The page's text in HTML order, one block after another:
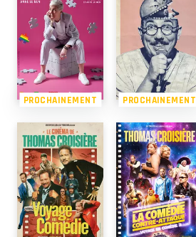
PROCHAINEMENT PROCHAINEMENT